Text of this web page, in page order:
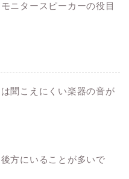
ニタースピーカーの役目
聞こえにくい楽器の音が
方にいることが多いで